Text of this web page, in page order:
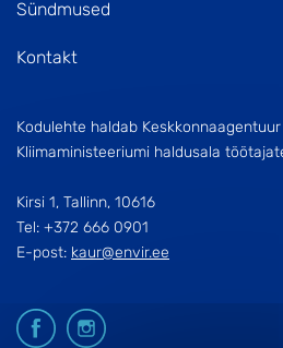
Sündmused
Kontakt
Kodulehte haldab
Kliimaministeeriumi haldusala
Kirsi 1, Tallinn, 10616
Tel: +372 666 0901
E-post: kaur@envir.ee